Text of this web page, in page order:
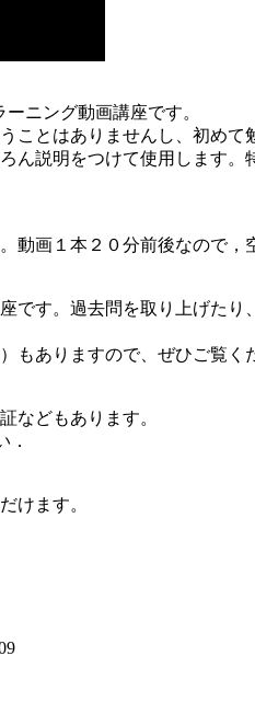
ニング動画講座です。
とはありませんし、初め
ん説明をつけて使用します
画１本２０分前後なので，
です。過去問を取り上げた
もありますので、ぜひご覧く
などもあります。
．
けます。